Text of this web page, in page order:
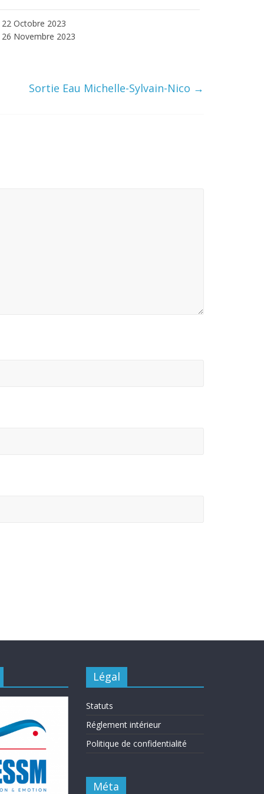
22 Octobre 2023
26 Novembre 2023
Sortie Eau Michelle-Sylvain-Nico →
Légal
Statuts
Réglement intérieur
Politique de confidentialité
Méta